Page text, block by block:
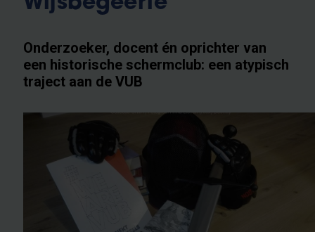
Onderzoeker, docent én oprichter van
een historische schermclub: een atypisch
traject aan de VUB